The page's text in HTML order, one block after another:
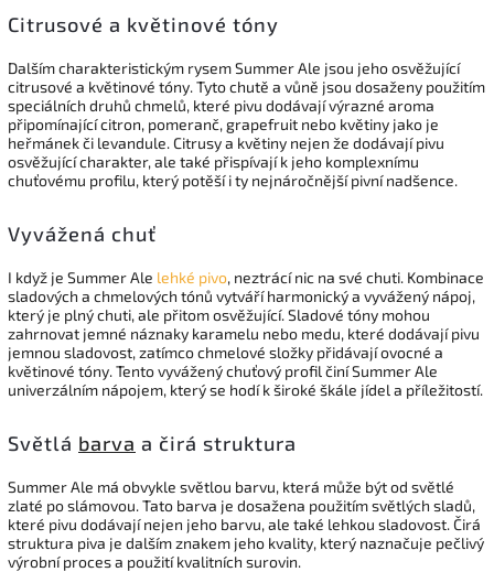
Citrusové a květinové tóny
Dalším charakteristickým rysem Summer Ale jsou jeho osvěžující
citrusové a květinové tóny. Tyto chutě a vůně jsou dosaženy použitím
speciálních druhů chmelů, které pivu dodávají výrazné aroma
připomínající citron, pomeranč, grapefruit nebo květiny jako je
heřmánek či levandule. Citrusy a květiny nejen že dodávají pivu
osvěžující charakter, ale také přispívají k jeho komplexnímu
chuťovému profilu, který potěší i ty nejnáročnější pivní nadšence.
Vyvážená chuť
I když je Summer Ale lehké pivo, neztrácí nic na své chuti. Kombinace
sladových a chmelových tónů vytváří harmonický a vyvážený nápoj,
který je plný chuti, ale přitom osvěžující. Sladové tóny mohou
zahrnovat jemné náznaky karamelu nebo medu, které dodávají pivu
jemnou sladovost, zatímco chmelové složky přidávají ovocné a
květinové tóny. Tento vyvážený chuťový profil činí Summer Ale
univerzálním nápojem, který se hodí k široké škále jídel a příležitostí.
Světlá barva a čirá struktura
Summer Ale má obvykle světlou barvu, která může být od světlé
zlaté po slámovou. Tato barva je dosažena použitím světlých sladů,
které pivu dodávají nejen jeho barvu, ale také lehkou sladovost. Čirá
struktura piva je dalším znakem jeho kvality, který naznačuje pečlivý
výrobní proces a použití kvalitních surovin.